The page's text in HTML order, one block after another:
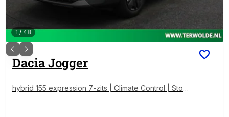
1 / 48
DaciaJogger
hybrid 155 expression 7-zits | Climate Control | Stoel